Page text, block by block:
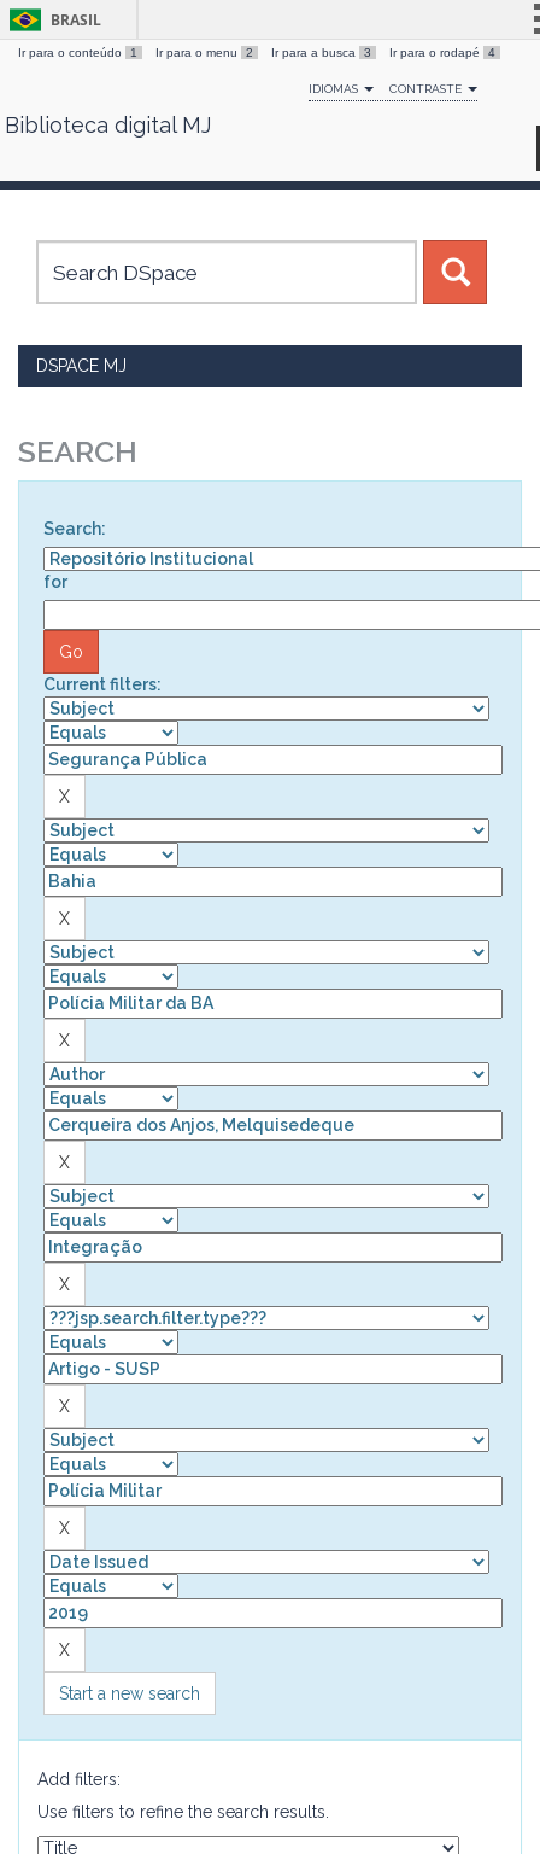
Skip
BRASIL
Simplifique!
Comunica BR
Canais
Ir para o conteúdo 1 Ir para o menu 2 Ir para a busca 3 Ir para o rodapé 4
IDIOMAS CONTRASTE
Biblioteca digital MJ
DSPACE MJ
SEARCH
Search:
for
Current filters:
Start a new search
Add filters:
Use filters to refine the search results.